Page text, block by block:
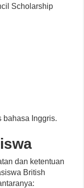
Scholarship
bahasa Inggris.
dan ketentuan
British